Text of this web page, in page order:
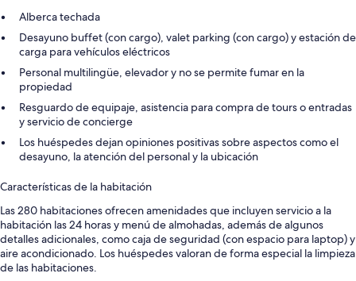
Alberca techada
Desayuno buffet (con cargo), valet parking (con cargo) y estación de
carga para vehículos eléctricos
Personal multilingüe, elevador y no se permite fumar en la
propiedad
Resguardo de equipaje, asistencia para compra de tours o entradas
y servicio de concierge
Los huéspedes dejan opiniones positivas sobre aspectos como el
desayuno, la atención del personal y la ubicación
Características de la habitación
Las 280 habitaciones ofrecen amenidades que incluyen servicio a la
habitación las 24 horas y menú de almohadas, además de algunos
detalles adicionales, como caja de seguridad (con espacio para laptop) y
aire acondicionado. Los huéspedes valoran de forma especial la limpieza
de las habitaciones.